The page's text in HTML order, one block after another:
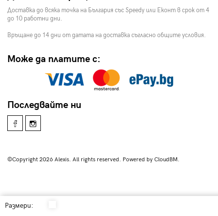
Размери:
Доставка до всяка точка на България със Speedy или Еконт в срок от 4
до 10 работни дни.
Връщане до 14 дни от датата на доставка съгласно общите условия.
Може да платите с:
Последвайте ни
©Copyright 2026 Alexis. All rights reserved. Powered by CloudBM.